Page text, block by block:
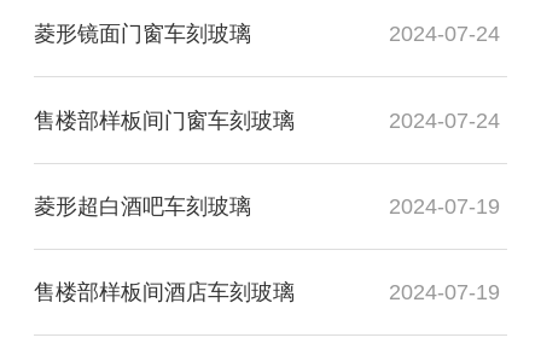
菱形镜面门窗车刻玻璃 2024-07-24
售楼部样板间门窗车刻玻璃 2024-07-24
菱形超白酒吧车刻玻璃 2024-07-19
售楼部样板间酒店车刻玻璃 2024-07-19